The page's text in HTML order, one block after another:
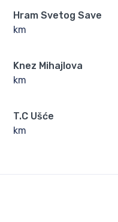
Hram Svetog Save
km
Knez Mihajlova
km
T.C Ušće
km